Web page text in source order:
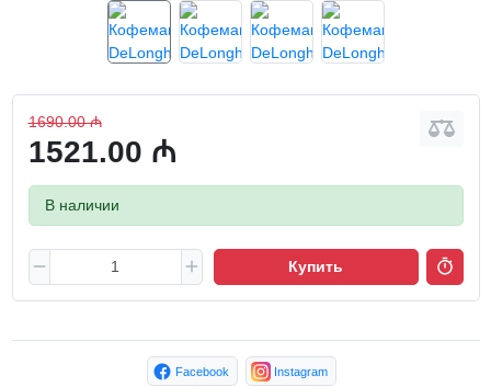
1690.00 ₼
1521.00 ₼
В наличии
Купить
Facebook Instagram